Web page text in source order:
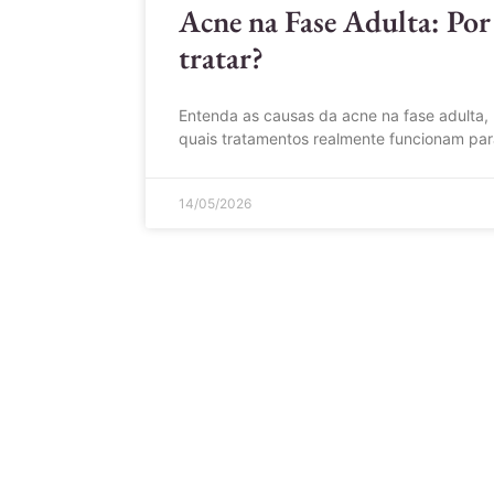
Acne na Fase Adulta:
tratar?
Entenda as causas da acne na fase
quais tratamentos realmente funcionam
14/05/2026